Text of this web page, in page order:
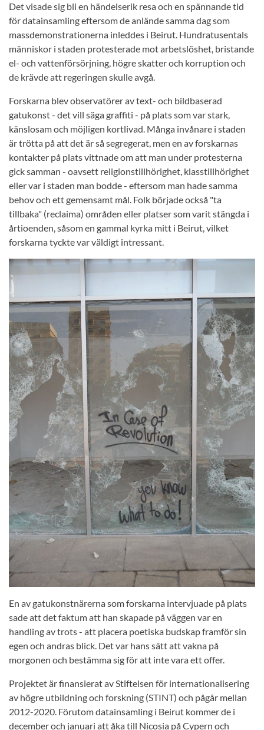
Det visade sig bli en händelserik resa och en spännande tid
för datainsamling eftersom de anlände samma dag som
massdemonstrationerna inleddes i Beirut. Hundratusentals
människor i staden protesterade mot arbetslöshet, bristande
el- och vattenförsörjning, högre skatter och korruption och
de krävde att regeringen skulle avgå.
Forskarna blev observatörer av text- och bildbaserad
gatukonst - det vill säga graffiti - på plats som var stark,
känslosam och möjligen kortlivad. Många invånare i staden
är trötta på att det är så segregerat, men en av forskarnas
kontakter på plats vittnade om att man under protesterna
gick samman - oavsett religionstillhörighet, klasstillhörighet
eller var i staden man bodde - eftersom man hade samma
behov och ett gemensamt mål. Folk började också "ta
tillbaka" (reclaima) områden eller platser som varit stängda i
årtioenden, såsom en gammal kyrka mitt i Beirut, vilket
forskarna tyckte var väldigt intressant.
En av gatukonstnärerna som forskarna intervjuade på plats
sade att det faktum att han skapade på väggen var en
handling av trots - att placera poetiska budskap framför sin
egen och andras blick. Det var hans sätt att vakna på
morgonen och bestämma sig för att inte vara ett offer.
Projektet är finansierat av Stiftelsen för internationalisering
av högre utbildning och forskning (STINT) och pågår mellan
2012-2020. Förutom datainsamling i Beirut kommer de i
december och januari att åka till Nicosia på Cypern och